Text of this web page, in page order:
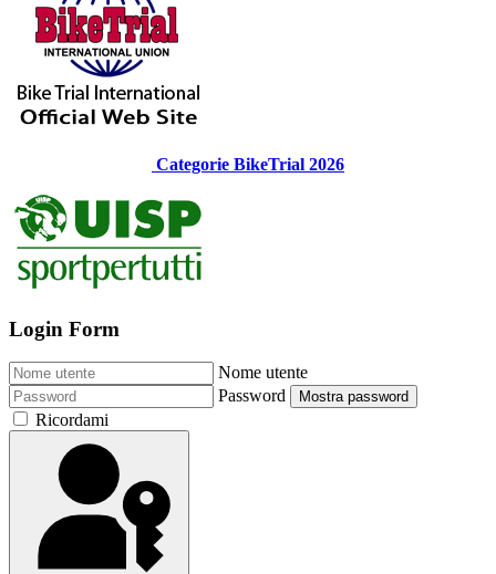
Categorie BikeTrial 2026
Login Form
Nome utente
Password
Mostra password
Ricordami